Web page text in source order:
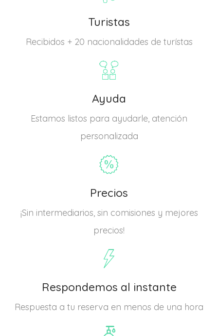
Turistas
Recibidos + 20 nacionalidades de turístas
Ayuda
Estamos listos para ayudarle, atención
personalizada
Precios
¡Sin intermediarios, sin comisiones y mejores
precios!
Respondemos al instante
Respuesta a tu reserva en menos de una hora